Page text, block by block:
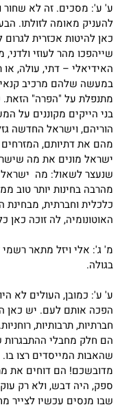
ע' ע': מסכים. זה לא שחור
להעניק מאומה לזולתו.
כאן להיטות אכזרית
שייהפכו מהר לעוזי
האידיאלי – דתי, עולה, או
במעשה שלהם מרכיב קנאי
מתנפלת על "הפרה"
בני הייקים מקוננים על
הוריהם, וישראל החדשה
מהם את דתיותם, המזרחים
ישראל מונים את מה
שנעצר לשאול: מה ישראל
מהרבה בחינות יותר טוב
כלכלית וחברתית, מבחינת
האוטונומיה, לה זוכה כאן
מ' ג': אלי ויזל מתאר רשמי
בגולה.
ע' ע': כמובן, העולים לא
הפכה אותם לעם. יש כאן
חברתיות, תרבותיות,
הם חלק מחבלי
שהאבות המייסדים רצו
מדובשכם! הם דוחים את
ספק, היה דבש, ולא רק
שבו מנסים עכשיו לצייר